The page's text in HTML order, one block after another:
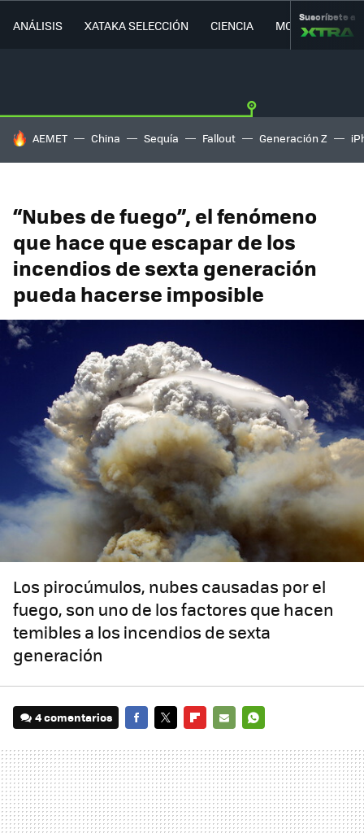
ANÁLISIS XATAKA SELECCIÓN CIENCIA MOVILIDAD
Suscríbete a
HOY SE HABLA DE
AEMET China Sequía Fallout Generación Z
“Nubes de fuego”, el fenómeno
que hace que escapar de los
incendios de sexta generación
pueda hacerse imposible
Los pirocúmulos, nubes causadas por el
fuego, son uno de los factores que hacen
temibles a los incendios de sexta
generación
4 comentarios
MAIL